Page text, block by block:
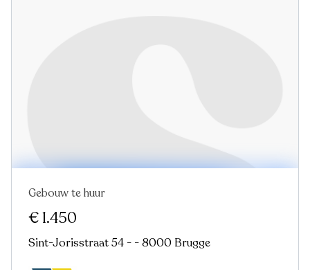
Gebouw te huur
€ 1.450
Sint-Jorisstraat 54 - - 8000 Brugge